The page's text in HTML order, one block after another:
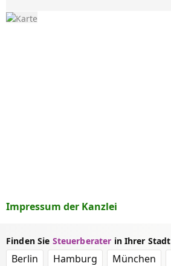
Impressum der Kanzlei
Finden Sie Steuerberater in Ihrer Stadt
Berlin Hamburg München